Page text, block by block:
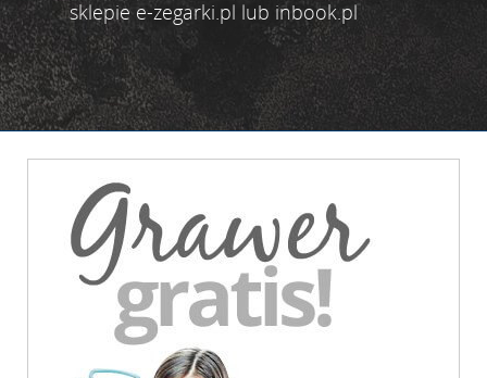
sklepie e-zegarki.pl lub inbook.pl